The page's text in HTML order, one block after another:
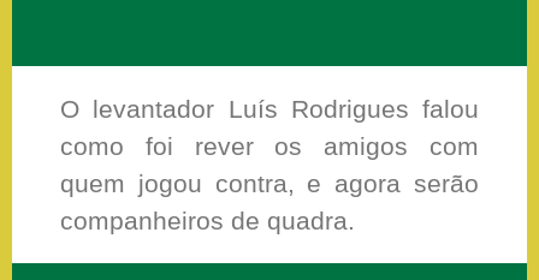
O levantador Luís Rodrigues falou
como foi rever os amigos com
quem jogou contra, e agora serão
companheiros de quadra.